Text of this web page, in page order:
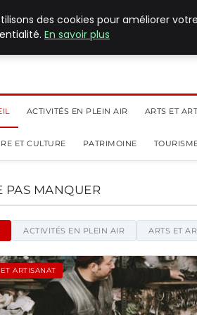
ACTIVITÉS EN PLEIN AIR ARTS ET
ET CULTURE PATRIMOINE
Patrimoines -
PAS MANQUER
ACTIVITÉS EN PLEIN AIR ARTS ET
ARTISANAT
des cookies pour améliorer
En savoir plus